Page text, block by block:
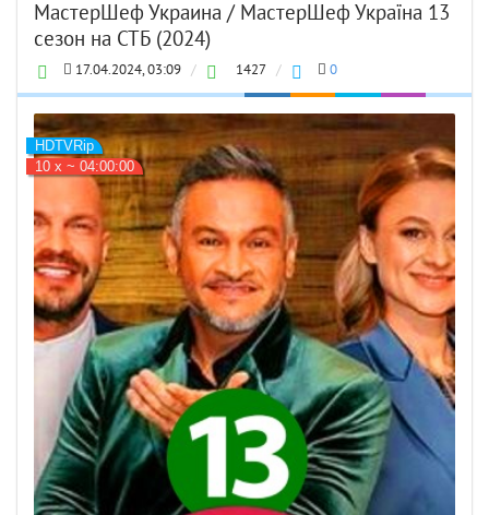
МастерШеф Украина / МастерШеф Україна 13
сезон на СТБ (2024)
17.04.2024, 03:09 / 1427 / 0
HDTVRip
10 х ~ 04:00:00